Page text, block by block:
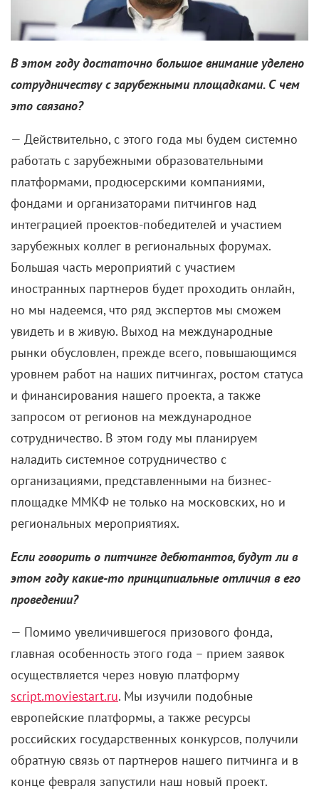
советской эпохи мы видели ее глазами, хотя сама
Кислова всегда оставалась за кадром. Главного
только в СССР, но и за рубежом. До недавнего
времени Калерия Венедиктовна участвовала в
процессе создания программы «Время». Ее команда
«Эфир пошел!» многие годы была сигналом начала
записи и своего рода ритуалом, который вселял
ощущение незыблемости происходящего. Главный
редактор «КиноРепортера» Мария Лемешева, долгие
годы проработавшая бок о бок с Кисловой на Первом
канале, встретилась с ней и расспросила о самых
сложных моментах карьеры, о дружбе с
президентами и о том, как выглядеть эффектно…
ничего для этого не делая.
Калерия Венедиктовна, вы посвятили «Времени»
более 40 лет! И ведь давно заслужили право
почивать на лаврах и не ходить на работу. Но, даже
оставив свой пост в 2003 году, вы не ушли из
программы.
— Да, стаж серьезный – столько даже семьи не
держатся.(Смеется.)Но устать от этого настоящим
телевизионщикам невозможно. И потом я же
параллельно столько всего делала. Самое
готовилась к старту Игр, летала в Грецию на
зажжение олимпийского огня, в Москве его
встречала. Я постоянно ездила за границу с
руководителями нашей страны. Часто летала в США,
и при Рейгане, и при Буше-старшем, и при
Клинтоне: даже женщина из службы безопасности
Белого дома, многие годы отвечавшая за работу с
прессой, встречая меня, говорила: «Наше
солнышко!» И уже когда я с Борисом
Николаевичем Ельциным приехала, очень
радовалась, что я по-прежнему на посту.